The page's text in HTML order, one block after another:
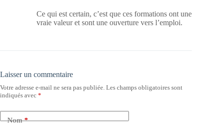
Ce qui est certain, c’est que ces formations ont une
vraie valeur et sont une ouverture vers l’emploi.
Laisser un commentaire
Votre adresse e-mail ne sera pas publiée. Les champs obligatoires sont
indiqués avec *
Nom*